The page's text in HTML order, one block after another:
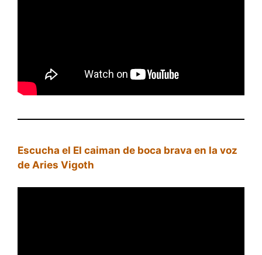
Escucha el El caiman de boca brava en la voz
de Aries Vigoth